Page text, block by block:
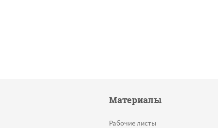
Материалы
Рабочие листы